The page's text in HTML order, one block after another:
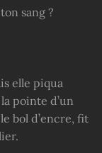
sang ?
elle piqua
pointe d’un
bol d’encre, fit